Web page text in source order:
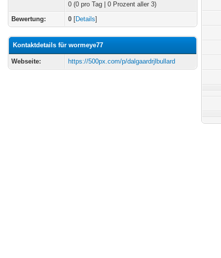
0 (0 pro Tag | 0 Prozent aller 3)
Bewertung:
0 [Details]
Kontaktdetails für wormeye77
Webseite: https://500px.com/p/dalgaardrjlbullard